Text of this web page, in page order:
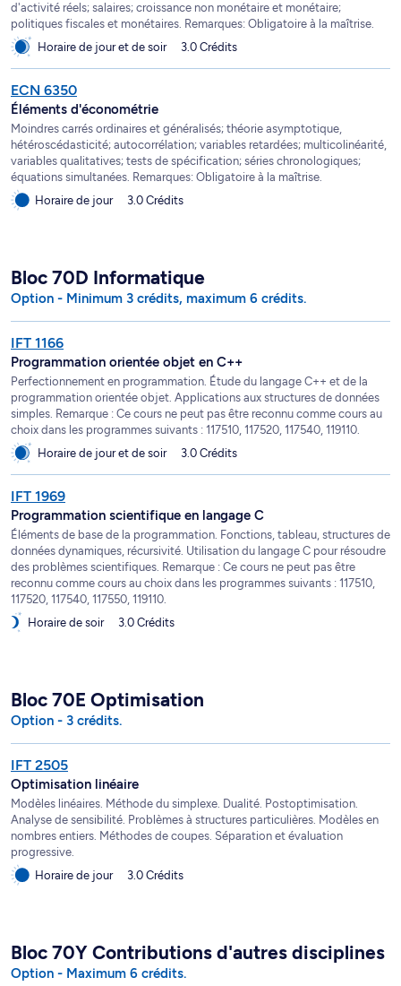
d'activité réels; salaires; croissance non monétaire et monétaire;
politiques fiscales et monétaires. Remarques: Obligatoire à la maîtrise.
Horaire de jour et de soir
3.0 Crédits
ECN 6350
Éléments d'économétrie
Moindres carrés ordinaires et généralisés; théorie asymptotique,
hétéroscédasticité; autocorrélation; variables retardées; multicolinéarité,
variables qualitatives; tests de spécification; séries chronologiques;
équations simultanées. Remarques: Obligatoire à la maîtrise.
Horaire de jour
3.0 Crédits
Bloc 70D Informatique
Option - Minimum 3 crédits, maximum 6 crédits.
IFT 1166
Programmation orientée objet en C++
Perfectionnement en programmation. Étude du langage C++ et de la
programmation orientée objet. Applications aux structures de données
simples. Remarque : Ce cours ne peut pas être reconnu comme cours au
choix dans les programmes suivants : 117510, 117520, 117540, 119110.
Horaire de jour et de soir
3.0 Crédits
IFT 1969
Programmation scientifique en langage C
Éléments de base de la programmation. Fonctions, tableau, structures de
données dynamiques, récursivité. Utilisation du langage C pour résoudre
des problèmes scientifiques. Remarque : Ce cours ne peut pas être
reconnu comme cours au choix dans les programmes suivants : 117510,
117520, 117540, 117550, 119110.
Horaire de soir
3.0 Crédits
Bloc 70E Optimisation
Option - 3 crédits.
IFT 2505
Optimisation linéaire
Modèles linéaires. Méthode du simplexe. Dualité. Postoptimisation.
Analyse de sensibilité. Problèmes à structures particulières. Modèles en
nombres entiers. Méthodes de coupes. Séparation et évaluation
progressive.
Horaire de jour
3.0 Crédits
Bloc 70Y Contributions d'autres disciplines
Option - Maximum 6 crédits.